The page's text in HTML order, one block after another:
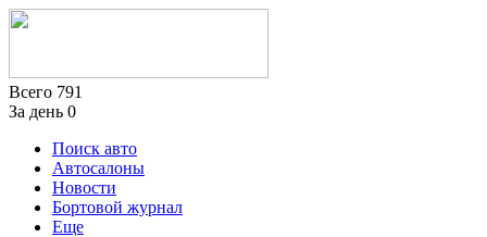
Всего 791
За день 0
Поиск авто
Автосалоны
Новости
Бортовой журнал
Еще